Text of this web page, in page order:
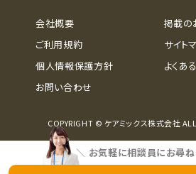
＼ お気軽に相談員にお尋ね
会社概要
ご利用規約
個人情報保護方針
お問い合わせ
掲載の
サイト
よくあ
COPYRIGHT © ケアミックス株式会社